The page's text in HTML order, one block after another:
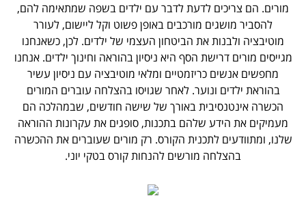
מורים. הם צריכים לדעת לדבר עם ילדים בשפה שמתאימה להם,
להסביר מושגים מורכבים באופן פשוט וקל ליישום, לעורר
מוטיבציה ולבנות את הביטחון העצמי של ילדים. לכן, כשאנחנו
מגייסים מורים דרישת הסף היא ניסיון בהוראה וחינוך ילדים. אנחנו
מחפשים אנשים כריזמטיים ומלאי מוטיבציה עם ניסיון עשיר
בהוראת ילדים ונוער. לאחר שגויסו בהצלחה עוברים המורים
הכשרה אינטנסיבית באורך של שישה חודשים, שבמהלכה הם
מעמיקים את הידע שלהם בתכנות, סופגים את עקרונות ההוראה
שלנו, ומתוודעים לתכנית הקורס. רק מורים שעוברים את ההכשרה
בהצלחה מורשים להנחות קורס בטקי יוני.